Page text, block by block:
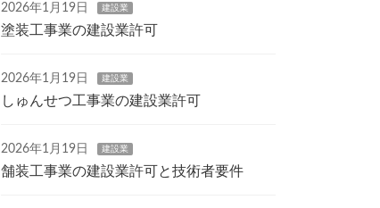
2026年1月19日 建設業
塗装工事業の建設業許可
2026年1月19日 建設業
しゅんせつ工事業の建設業許可
2026年1月19日 建設業
舗装工事業の建設業許可と技術者要件